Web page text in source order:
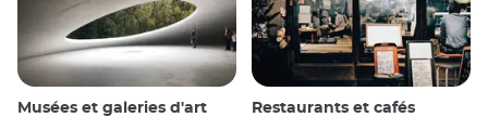
Musées et galeries d'art Restaurants et cafés